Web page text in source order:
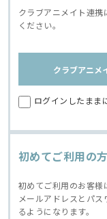
クラブアニメイト連
ください。
クラブアニメ
ログインしたまま
初めてご利用の
初めてご利用のお客様
メールアドレスとパ
るようになります。